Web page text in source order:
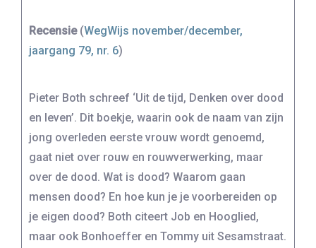
Recensie(WegWijs november/december,
jaargang 79, nr. 6)
Pieter Both schreef ‘Uit de tijd, Denken over dood
en leven’. Dit boekje, waarin ook de naam van zijn
jong overleden eerste vrouw wordt genoemd,
gaat niet over rouw en rouwverwerking, maar
over de dood. Wat is dood? Waarom gaan
mensen dood? En hoe kun je je voorbereiden op
je eigen dood? Both citeert Job en Hooglied,
maar ook Bonhoeffer en Tommy uit Sesamstraat.